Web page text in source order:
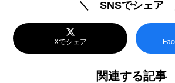
＼ SNSでシェア
Xでシェア
関連する記事